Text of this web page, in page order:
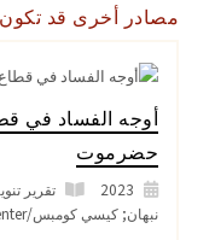
مصادر أخرى قد تكون
أوجه الفساد في
حضرموت
تقرير
نبهان; كيسي كومبس/Sanaa Center